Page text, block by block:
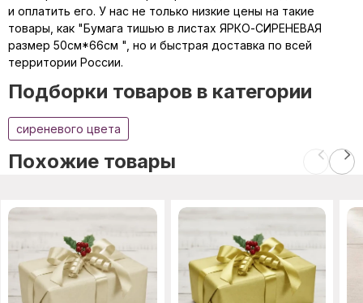
и оплатить его. У нас не только низкие цены на такие
товары, как "Бумага тишью в листах ЯРКО-СИРЕНЕВАЯ
размер 50см*66см ", но и быстрая доставка по всей
территории России.
Подборки товаров в категории
сиреневого цвета
Похожие товары